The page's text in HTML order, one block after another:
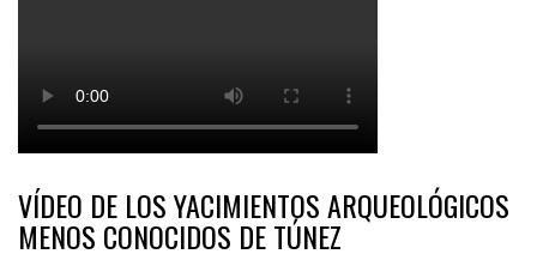
VÍDEO DE LOS YACIMIENTOS ARQUEOLÓGICOS
MENOS CONOCIDOS DE TÚNEZ